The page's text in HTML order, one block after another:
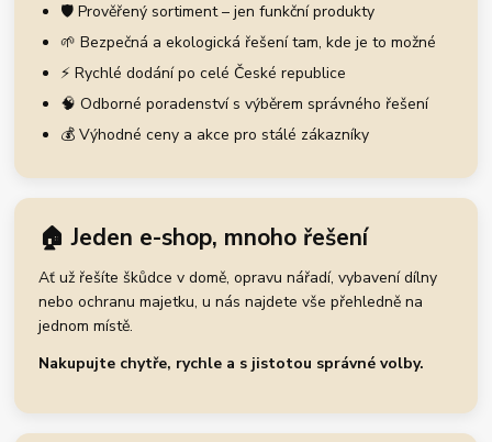
🛡️ Prověřený sortiment – jen funkční produkty
🌱 Bezpečná a ekologická řešení tam, kde je to možné
⚡ Rychlé dodání po celé České republice
🧠 Odborné poradenství s výběrem správného řešení
💰 Výhodné ceny a akce pro stálé zákazníky
🏠 Jeden e-shop, mnoho řešení
Ať už řešíte škůdce v domě, opravu nářadí, vybavení dílny
nebo ochranu majetku, u nás najdete vše přehledně na
jednom místě.
Nakupujte chytře, rychle a s jistotou správné volby.